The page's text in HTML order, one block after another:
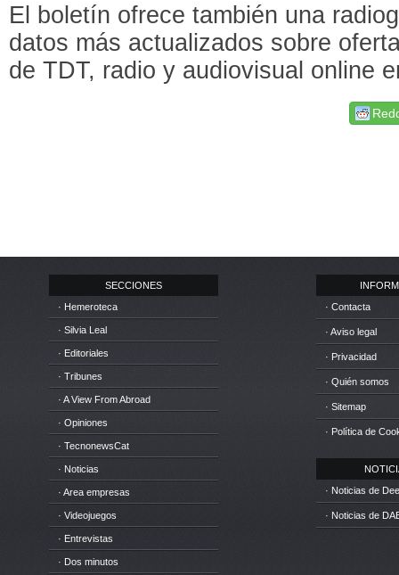
El boletín ofrece también una
datos más actualizados sobre
de TDT, radio y audiovisual online
SECCIONES
· Hemeroteca
· Silvia Leal
· Editoriales
· Tribunes
· A View From Abroad
· Opiniones
· TecnonewsCat
· Noticias
· Area empresas
· Videojuegos
· Entrevistas
· Dos minutos
· Contacta
· Aviso legal
· Privacidad
· Quién somos
· Sitemap
· Política de
· Noticias de
· Noticias de